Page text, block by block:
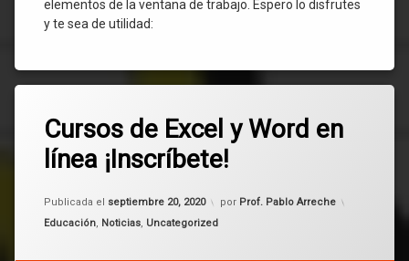
elementos de la ventana de trabajo. Espero lo disfrutes
y te sea de utilidad:
Cursos de Excel y Word en
línea ¡Inscríbete!
Publicada el septiembre 20, 2020
Actualizado el abril 10, 2021
por Prof. Pablo Arreche
Categorías:
Educación, Noticias, Uncategorized
cursos
un
comentario
en
Cursos
Excel
y